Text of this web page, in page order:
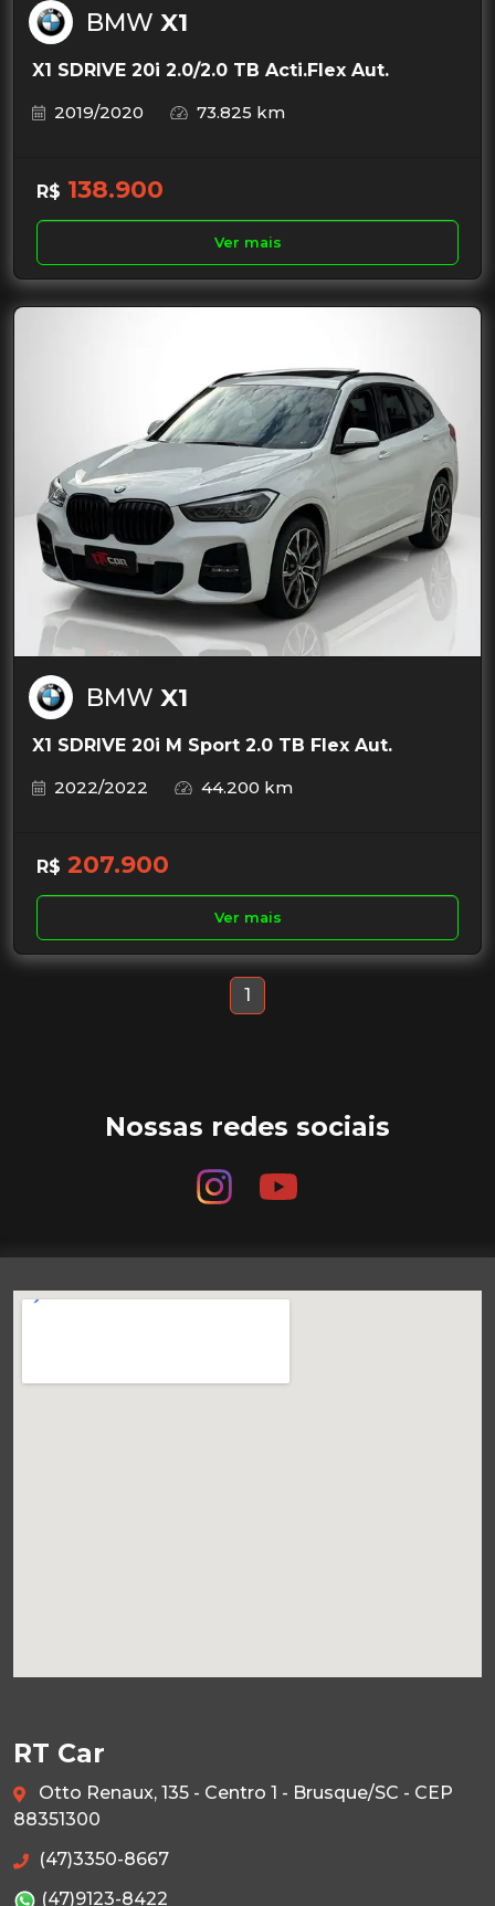
BMW X1
X1 SDRIVE 20i 2.0/2.0 TB Acti.Flex Aut.
2019/2020
73.825 km
R$ 138.900
Ver mais
BMW X1
X1 SDRIVE 20i M Sport 2.0 TB Flex Aut.
2022/2022
44.200 km
R$ 207.900
Ver mais
1
Nossas redes sociais
RT Car
Otto Renaux, 135 - Centro 1 - Brusque/SC - CEP
88351300
(47)3350-8667
(47)9123-8422